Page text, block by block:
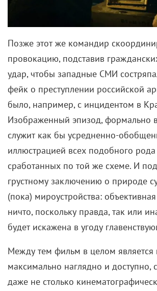
Позже этот же командир
провокацию, подставив
удар, чтобы западные СМИ
фейк о преступлении российской
было, например, с инцидентом в
Изображенный эпизод,
служит как бы усредненно-
иллюстрацией всех подобного
сработанных по той же схеме. И
грустному заключению о природе
(пока) мироустройства:
ничто, поскольку правда, так или
будет искажена в угоду
Между тем фильм в целом является
максимально наглядно и доступно,
даже не столько